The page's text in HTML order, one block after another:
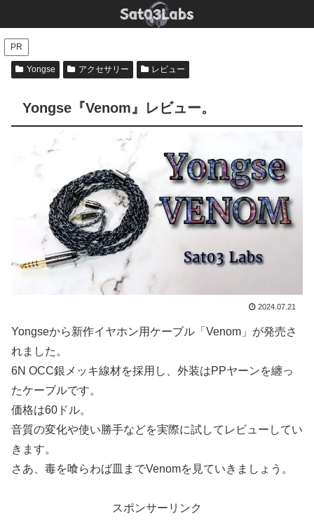
PR
Yongse アクセサリー レビュー
Yongse『Venom』レビュー。
2024.07.21
Yongseから新作イヤホン用ケーブル「Venom」が発売さ
れました。
6N OCC銀メッキ線材を採用し、外装はPPヤーンを纏っ
たケーブルです。
価格は60ドル。
音質の変化や使い勝手などを実際に試してレビューしてい
きます。
さあ、毒を喰らわば皿までVenomを見ていきましょう。
スポンサーリンク